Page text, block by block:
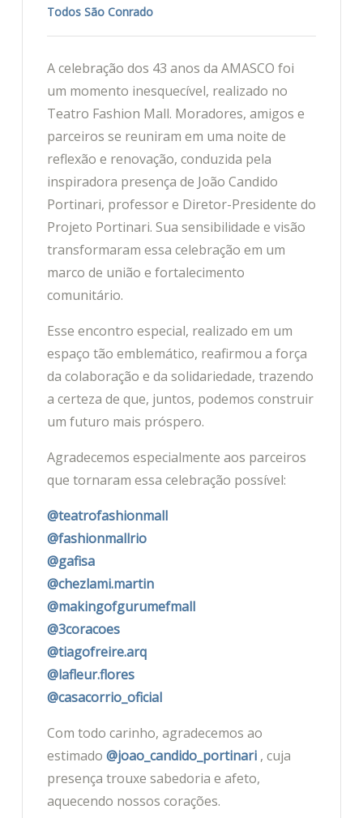
Todos São Conrado
A celebração dos 43 anos da AMASCO foi
um momento inesquecível, realizado no
Teatro Fashion Mall. Moradores, amigos e
parceiros se reuniram em uma noite de
reflexão e renovação, conduzida pela
inspiradora presença de João Candido
Portinari, professor e Diretor-Presidente do
Projeto Portinari. Sua sensibilidade e visão
transformaram essa celebração em um
marco de união e fortalecimento
comunitário.
Esse encontro especial, realizado em um
espaço tão emblemático, reafirmou a força
da colaboração e da solidariedade, trazendo
a certeza de que, juntos, podemos construir
um futuro mais próspero.
Agradecemos especialmente aos parceiros
que tornaram essa celebração possível:
@teatrofashionmall
@fashionmallrio
@gafisa
@chezlami.martin
@makingofgurumefmall
@3coracoes
@tiagofreire.arq
@lafleur.flores
@casacorrio_oficial
Com todo carinho, agradecemos ao
estimado @joao_candido_portinari , cuja
presença trouxe sabedoria e afeto,
aquecendo nossos corações.